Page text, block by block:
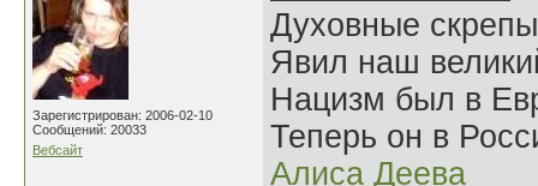
Зарегистрирован: 2006-02-10
Сообщений: 20033
Вебсайт
Духовные
Явил наш
Нацизм был в
Теперь он в
Алиса Деева